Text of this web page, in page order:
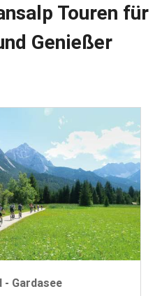
Touren für
Genießer
- Gardasee